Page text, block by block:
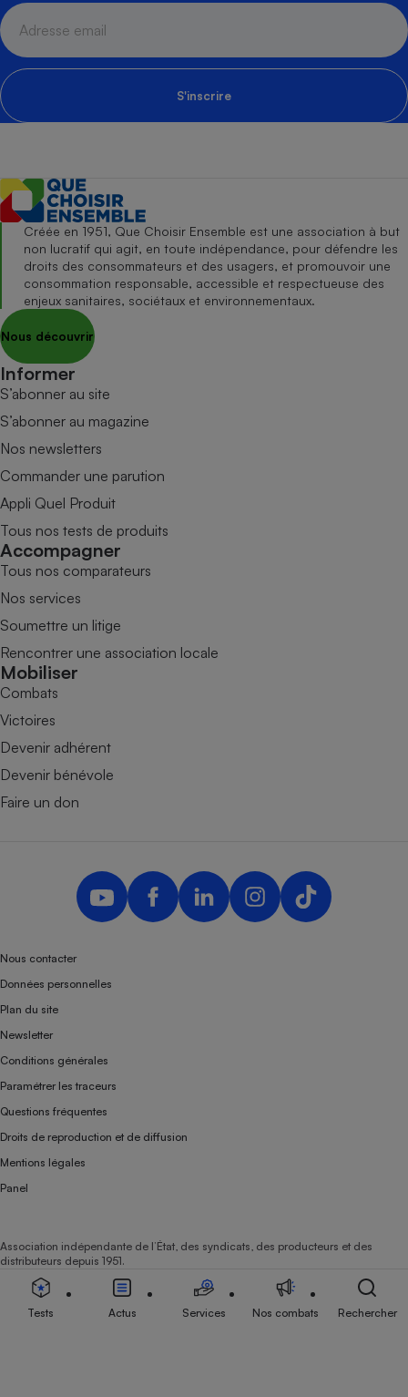
S'inscrire
Créée en 1951, Que Choisir Ensemble est une association à but
non lucratif qui agit, en toute indépendance, pour défendre les
droits des consommateurs et des usagers, et promouvoir une
consommation responsable, accessible et respectueuse des
enjeux sanitaires, sociétaux et environnementaux.
Nous découvrir
Informer
S’abonner au site
S’abonner au magazine
Nos newsletters
Commander une parution
Appli Quel Produit
Tous nos tests de produits
Accompagner
Tous nos comparateurs
Nos services
Soumettre un litige
Rencontrer une association locale
Mobiliser
Combats
Victoires
Devenir adhérent
Devenir bénévole
Faire un don
Nous contacter
Données personnelles
Plan du site
Newsletter
Conditions générales
Paramétrer les traceurs
Questions fréquentes
Droits de reproduction et de diffusion
Mentions légales
Panel
Association indépendante de l’État, des syndicats, des producteurs et des
distributeurs depuis 1951.
Tests Actus Services Nos combats Rechercher